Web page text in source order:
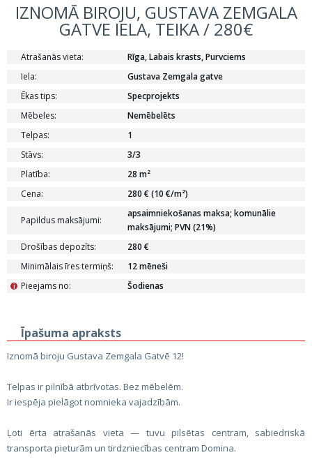
IZNOMĀ BIROJU, GUSTAVA ZEMGALA
GATVE IELA, TEIKA / 280€
Atrašanās vieta:
Rīga, Labais krasts, Purvciems
Iela:
Gustava Zemgala gatve
Ēkas tips:
Specprojekts
Mēbeles:
Nemēbelēts
Telpas:
1
Stāvs:
3/3
Platība:
28 m²
Cena:
280 € (10 €/m²)
Papildus maksājumi:
apsaimniekošanas maksa; komunālie
maksājumi; PVN (21%)
Drošības depozīts:
280 €
Minimālais īres termiņš:
12 mēneši
Pieejams no:
i Šodienas
Īpašuma apraksts
Iznomā biroju Gustava Zemgala Gatvē 12!
Telpas ir pilnībā atbrīvotas. Bez mēbelēm.
Ir iespēja pielāgot nomnieka vajadzībām.
Ļoti ērta atrašanās vieta — tuvu pilsētas centram, sabiedriskā
transporta pieturām un tirdzniecības centram Domina.